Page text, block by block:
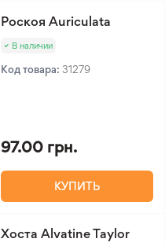
Роскоя Auriculata
В наличии
Код товара: 31279
97.00 грн.
КУПИТЬ
Хоста Alvatine Taylor